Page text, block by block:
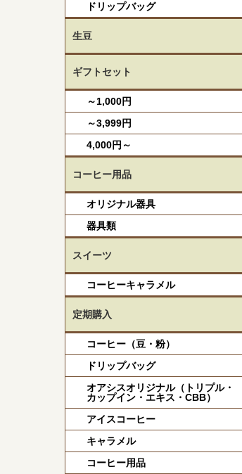
ドリップバッグ
生豆
ギフトセット
～1,000円
～3,999円
4,000円～
コーヒー用品
オリジナル器具
器具類
スイーツ
コーヒーキャラメル
定期購入
コーヒー（豆・粉）
ドリップバッグ
オアシスオリジナル（トリプル・
カップイン・エキス・CBB）
アイスコーヒー
キャラメル
コーヒー用品